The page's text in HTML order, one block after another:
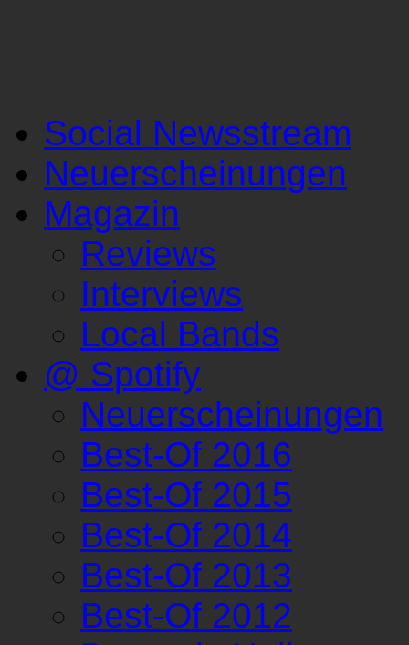
Social Newsstream
Neuerscheinungen
Magazin
Reviews
Interviews
Local Bands
@ Spotify
Neuerscheinungen
Best-Of 2016
Best-Of 2015
Best-Of 2014
Best-Of 2013
Best-Of 2012